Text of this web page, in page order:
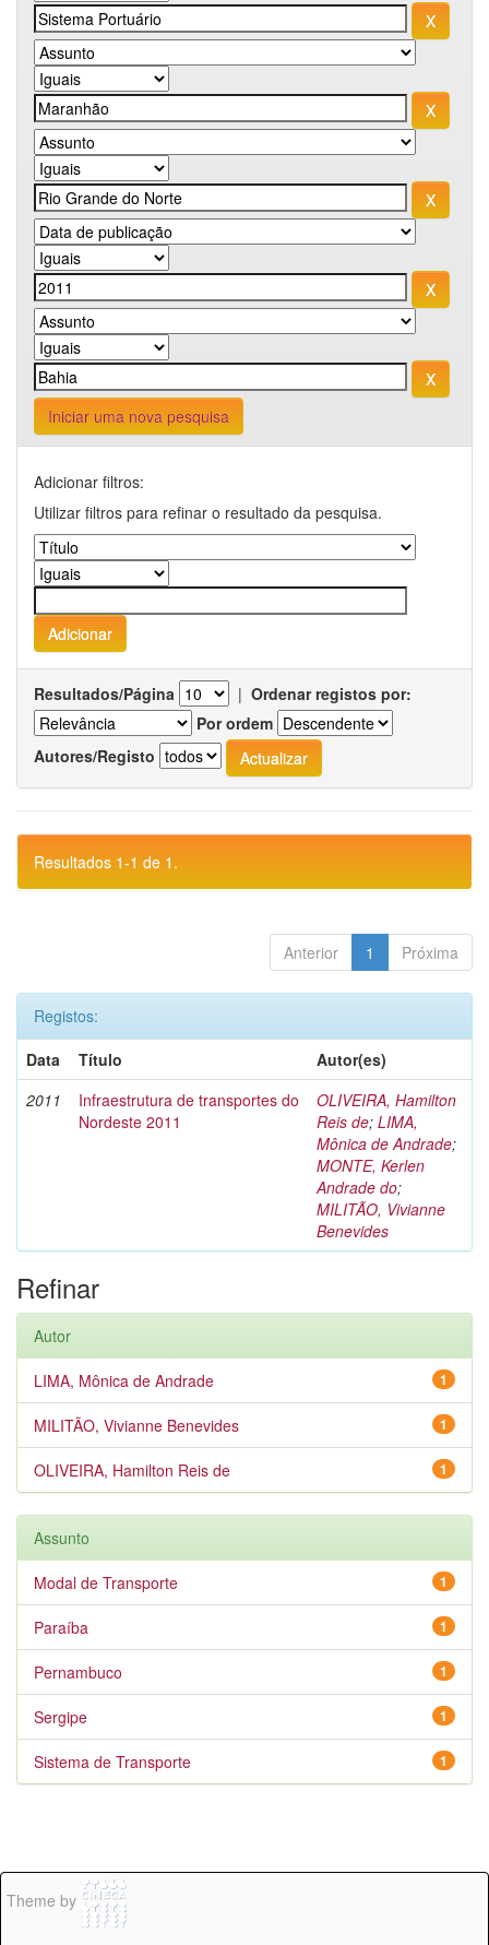
Iniciar uma nova pesquisa
Adicionar filtros:
Utilizar filtros para refinar o resultado da pesquisa.
Resultados/Página | Ordenar registos por:
Por ordem
Autores/Registo
Resultados 1-1 de 1.
Anterior 1 Próxima
Registos:
Data
Título
Autor(es)
2011
Infraestrutura de transportes do
Nordeste 2011
OLIVEIRA, Hamilton
Reis de; LIMA,
Mônica de Andrade;
MONTE, Kerlen
Andrade do;
MILITÃO, Vivianne
Benevides
Refinar
Autor
1
LIMA, Mônica de Andrade
1
MILITÃO, Vivianne Benevides
1
OLIVEIRA, Hamilton Reis de
Assunto
1
Modal de Transporte
1
Paraíba
1
Pernambuco
1
Sergipe
1
Sistema de Transporte
Theme by